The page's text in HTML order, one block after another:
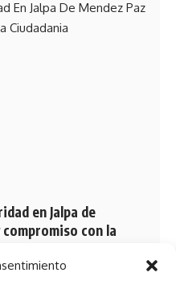
en Jalpa de
con la